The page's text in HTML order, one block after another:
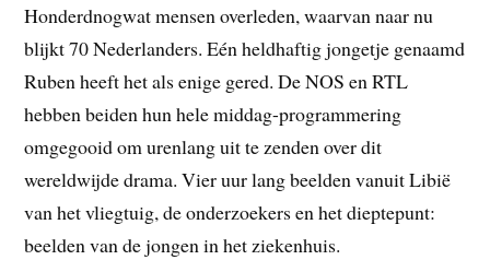
Honderdnogwat mensen overleden, waarvan naar nu
blijkt 70 Nederlanders. Eén heldhaftig jongetje genaamd
Ruben heeft het als enige gered. De NOS en RTL
hebben beiden hun hele middag-programmering
omgegooid om urenlang uit te zenden over dit
wereldwijde drama. Vier uur lang beelden vanuit Libië
van het vliegtuig, de onderzoekers en het dieptepunt:
beelden van de jongen in het ziekenhuis.